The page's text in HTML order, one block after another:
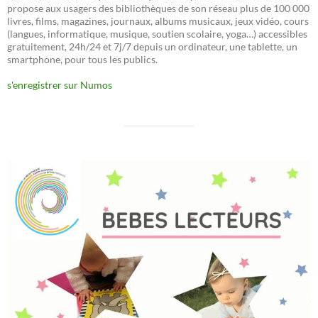
propose aux usagers des bibliothèques de son réseau plus de 100 000
livres, films, magazines, journaux, albums musicaux, jeux vidéo, cours
(langues, informatique, musique, soutien scolaire, yoga…) accessibles
gratuitement, 24h/24 et 7j/7 depuis un ordinateur, une tablette, un
smartphone, pour tous les publics.
s'enregistrer sur Numos